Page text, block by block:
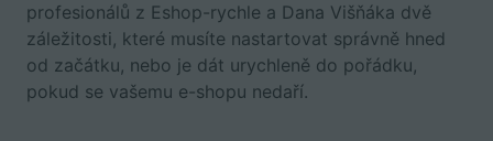
profesionálů z Eshop-rychle a Dana Višňáka dvě
záležitosti, které musíte nastartovat správně hned
od začátku, nebo je dát urychleně do pořádku,
pokud se vašemu e-shopu nedaří.